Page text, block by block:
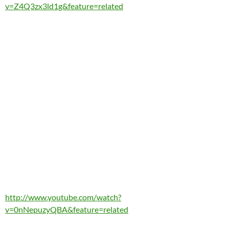
v=Z4Q3zx3ld1g&feature=related
http://www.youtube.com/watch?
v=0nNepuzyQBA&feature=related